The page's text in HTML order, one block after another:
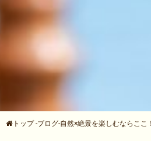
トップ -ブログ-自然×絶景を楽しむならここ